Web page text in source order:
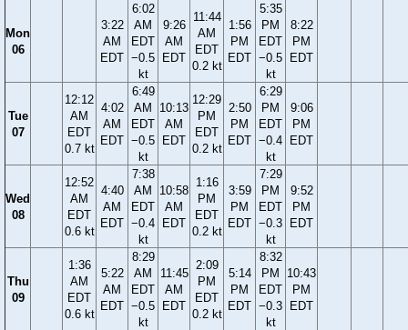
Mon
06
3:22
AM
EDT
6:02
AM
EDT
−0.5
kt
9:26
AM
EDT
11:44
AM
EDT
0.2 kt
1:56
PM
EDT
5:35
PM
EDT
−0.5
kt
8:22
PM
EDT
Tue
07
12:12
AM
EDT
0.7 kt
4:02
AM
EDT
6:49
AM
EDT
−0.5
kt
10:13
AM
EDT
12:29
PM
EDT
0.2 kt
2:50
PM
EDT
6:29
PM
EDT
−0.4
kt
9:06
PM
EDT
Wed
08
12:52
AM
EDT
0.6 kt
4:40
AM
EDT
7:38
AM
EDT
−0.4
kt
10:58
AM
EDT
1:16
PM
EDT
0.2 kt
3:59
PM
EDT
7:29
PM
EDT
−0.3
kt
9:52
PM
EDT
Thu
09
1:36
AM
EDT
0.6 kt
5:22
AM
EDT
8:29
AM
EDT
−0.5
kt
11:45
AM
EDT
2:09
PM
EDT
0.2 kt
5:14
PM
EDT
8:32
PM
EDT
−0.3
kt
10:43
PM
EDT